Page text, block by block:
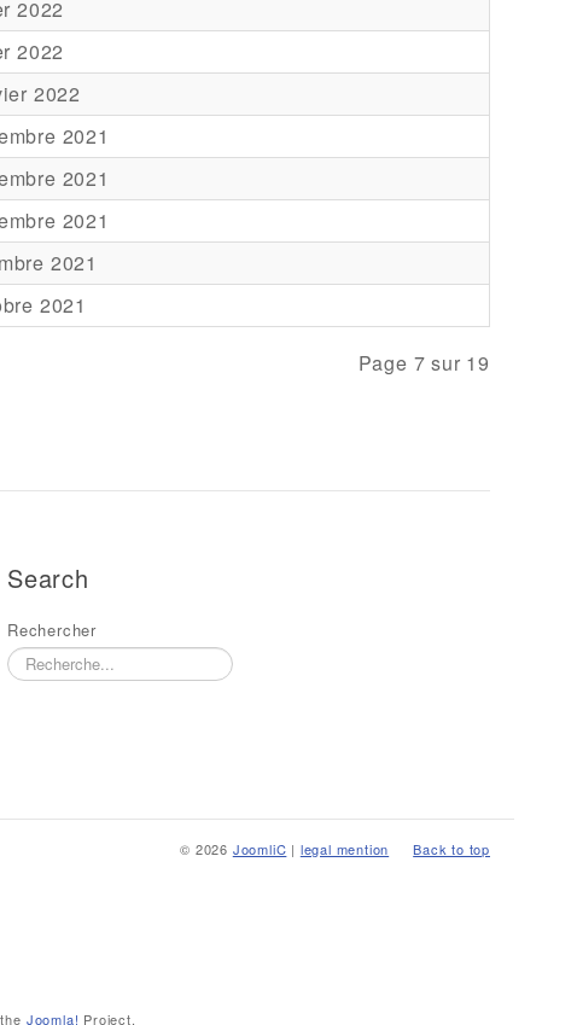
2022
2022
2022
2021
2021
2021
2021
2021
Page 7 sur 19
Search
Rechercher
Back to top
© 2026 JoomliC | legal mention
Joomla! Project.